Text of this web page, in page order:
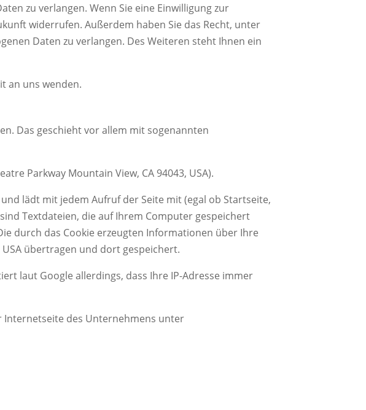
zu verlangen. Wenn Sie eine Einwilligung zur
widerrufen. Außerdem haben Sie das Recht, unter
Daten zu verlangen. Des Weiteren steht Ihnen ein
an uns wenden.
Das geschieht vor allem mit sogenannten
Parkway Mountain View, CA 94043, USA).
lädt mit jedem Aufruf der Seite mit (egal ob Startseite,
Textdateien, die auf Ihrem Computer gespeichert
durch das Cookie erzeugten Informationen über Ihre
übertragen und dort gespeichert.
laut Google allerdings, dass Ihre IP-Adresse immer
Internetseite des Unternehmens unter